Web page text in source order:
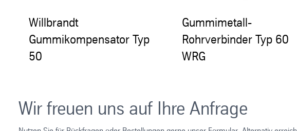
Willbrandt
Gummikompensator Typ
50
Gummimetall-
Rohrverbinder Typ 60
WRG
Wir freuen uns auf Ihre Anfrage